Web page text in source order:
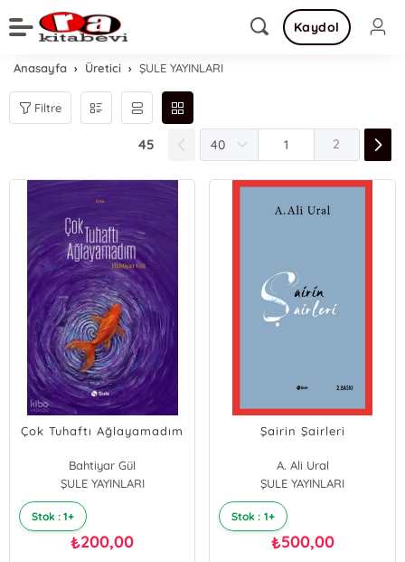
Kaydol
Anasayfa Üretici ŞULE YAYINLARI
Filtre
45 2
Çok Tuhaftı Ağlayamadım
Bahtiyar Gül
ŞULE YAYINLARI
Stok : 1+
₺200,00
Şairin Şairleri
A. Ali Ural
ŞULE YAYINLARI
Stok : 1+
₺500,00